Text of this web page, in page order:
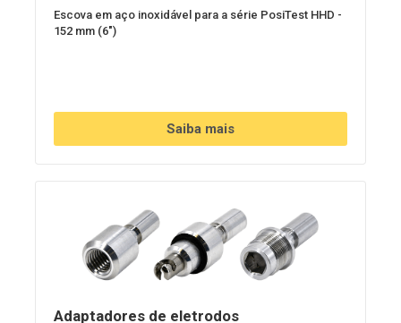
Escova em aço inoxidável para a série PosiTest HHD -
152 mm (6")
Saiba mais
Adaptadores de eletrodos